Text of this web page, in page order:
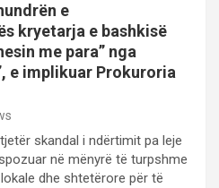
e
kryetarja e bashkisë
me para” nga
e implikuar Prokuroria
skandal i ndërtimit pa leje
në mënyrë të turpshme
dhe shtetërore për të